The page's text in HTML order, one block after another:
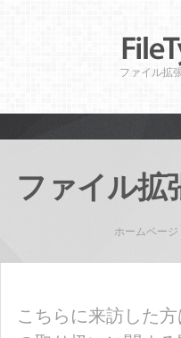
ファイル拡
ファイル拡
ホームページ
こちらに来訪した